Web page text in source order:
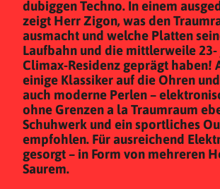
dubiggen Techno. In einem
zeigt Herr Zigon, was den
ausmacht und welche Platten
Laufbahn und die mittlerweile
Climax-Residenz geprägt haben!
einige Klassiker auf die Ohren
auch moderne Perlen –
ohne Grenzen a la Traumraum
Schuhwerk und ein sportliches
empfohlen. Für ausreichend
gesorgt – in Form von mehreren
Saurem.